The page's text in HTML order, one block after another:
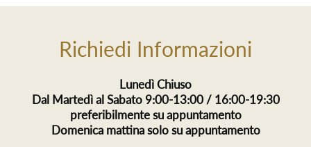
Richiedi Informazioni
Lunedì Chiuso
Dal Martedì al Sabato 9:00-13:00 / 16:00-19:30
preferibilmente su appuntamento
Domenica mattina solo su appuntamento